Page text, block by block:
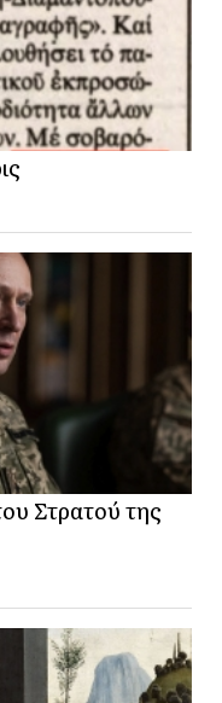
Στρατού της